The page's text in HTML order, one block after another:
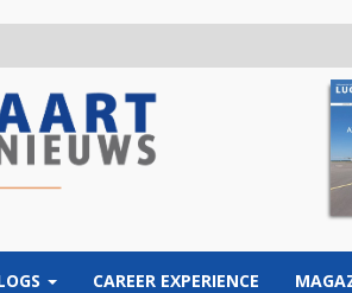
CAREER EXPERIENCE